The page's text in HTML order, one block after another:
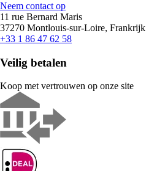
Neem contact op
11 rue Bernard Maris
37270 Montlouis-sur-Loire, Frankrijk
+33 1 86 47 62 58
Veilig betalen
Koop met vertrouwen op onze site